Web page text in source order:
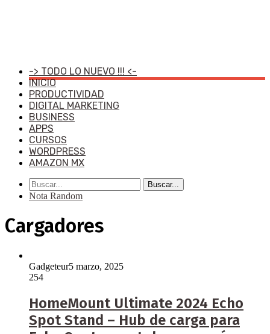
-> TODO LO NUEVO !!! <-
INICIO
PRODUCTIVIDAD
DIGITAL MARKETING
BUSINESS
APPS
CURSOS
WORDPRESS
AMAZON MX
Buscar...
Nota Random
Cargadores
Gadgeteur5 marzo, 2025
254
HomeMount Ultimate 2024 Echo
Spot Stand – Hub de carga para